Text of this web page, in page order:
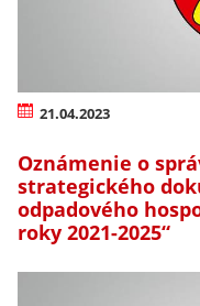
21.04.2023
Oznámenie o
strategického
odpadového
roky 2021-2025“